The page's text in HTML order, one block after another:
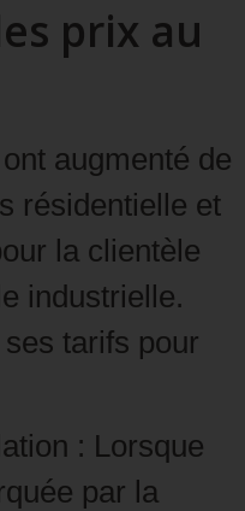
prix au
augmenté de
résidentielle et
la clientèle
industrielle.
tarifs pour
: Lorsque
par la